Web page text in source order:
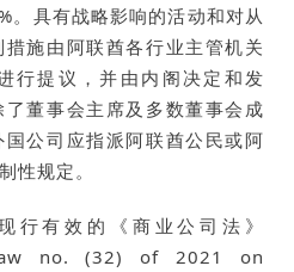
。具有战略影响的活动和对从
施由阿联酋各行业主管机关
行提议，并由内阁决定和发
董事会主席及多数董事会成
公司应指派阿联酋公民或阿
性规定。
行有效的《商业公司法》
no. (32) of 2021 on